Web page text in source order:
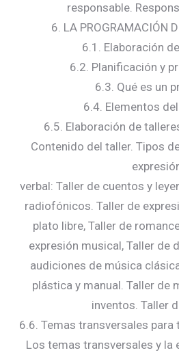
responsable.
6. LA PROGRAMACIÓN
6.1. Elaboración
6.2. Planificación y
6.3. Qué es un
6.4. Elementos
6.5. Elaboración de
Contenido del taller. Tipos
verbal: Taller de cuentos y
radiofónicos. Taller de
plato libre, Taller de
expresión musical, Taller de
audiciones de música
plástica y manual. Taller de
inventos. Taller
6.6. Temas transversales para
Los temas transversales y la